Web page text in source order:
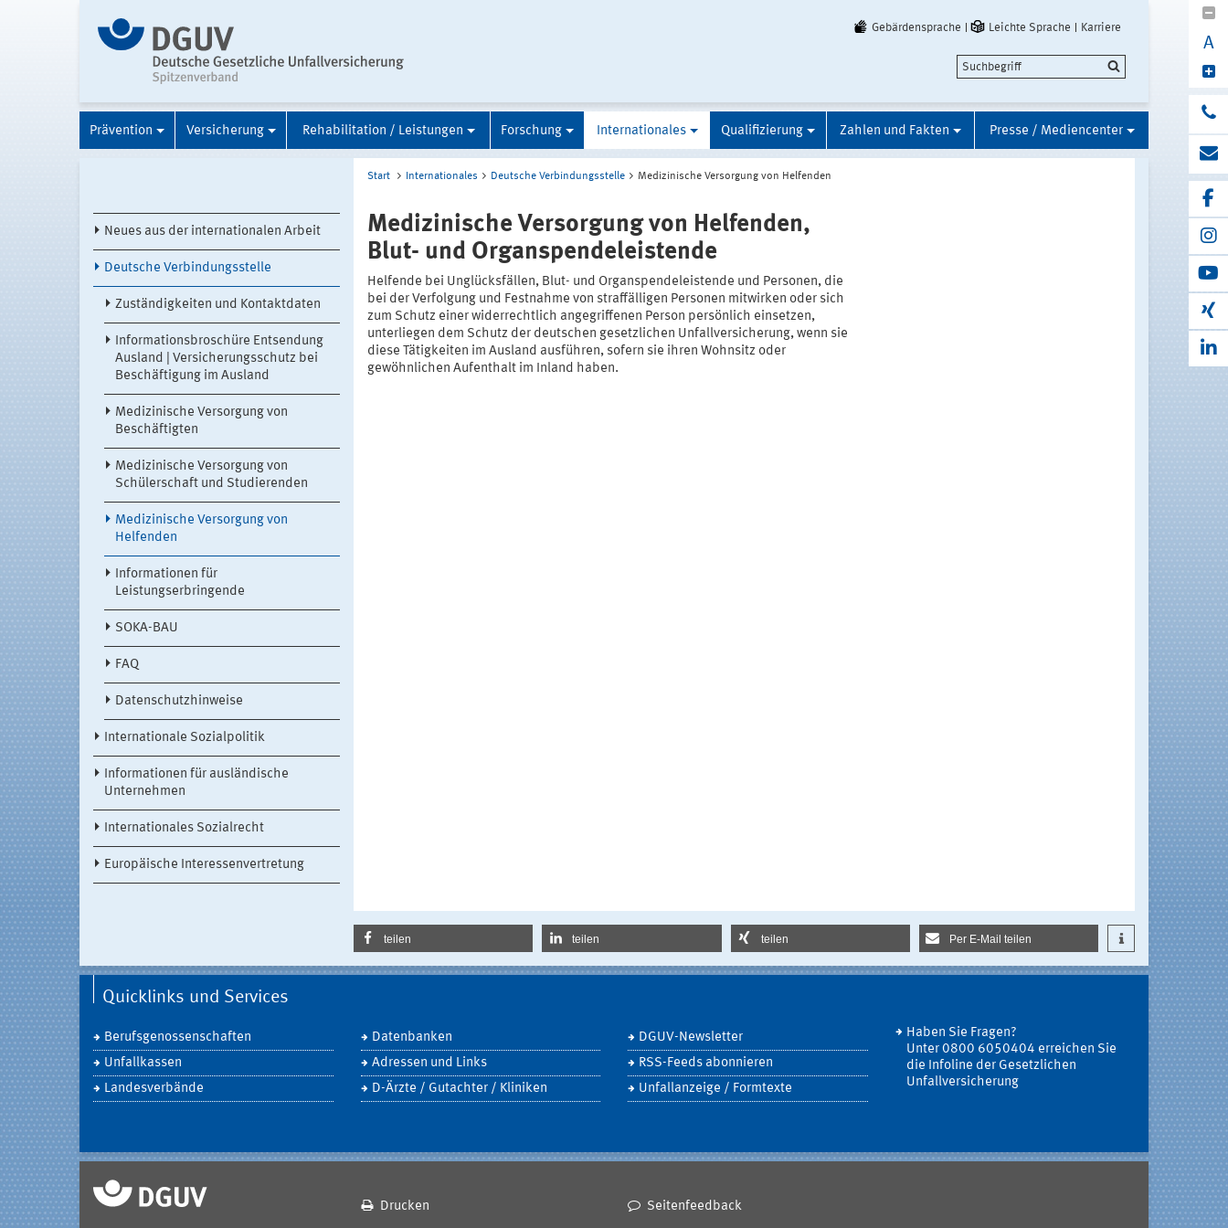
Gebärdensprache Leichte Sprache Karriere
A
Prävention Versicherung Rehabilitation / Leistungen Forschung Internationales Qualifizierung Zahlen und Fakten Presse / Mediencenter
Neues aus der internationalen Arbeit
Deutsche Verbindungsstelle
Zuständigkeiten und Kontaktdaten
Informationsbroschüre Entsendung
Ausland | Versicherungsschutz bei
Beschäftigung im Ausland
Medizinische Versorgung von
Beschäftigten
Medizinische Versorgung von
Schülerschaft und Studierenden
Medizinische Versorgung von
Helfenden
Informationen für
Leistungserbringende
SOKA-BAU
FAQ
Datenschutzhinweise
Internationale Sozialpolitik
Informationen für ausländische
Unternehmen
Internationales Sozialrecht
Europäische Interessenvertretung
Start Internationales Deutsche Verbindungsstelle Medizinische Versorgung von Helfenden
Medizinische Versorgung von Helfenden,
Blut- und Organspendeleistende
Helfende bei Unglücksfällen, Blut- und Organspendeleistende und Personen, die
bei der Verfolgung und Festnahme von straffälligen Personen mitwirken oder sich
zum Schutz einer widerrechtlich angegriffenen Person persönlich einsetzen,
unterliegen dem Schutz der deutschen gesetzlichen Unfallversicherung, wenn sie
diese Tätigkeiten im Ausland ausführen, sofern sie ihren Wohnsitz oder
gewöhnlichen Aufenthalt im Inland haben.
teilen teilen teilen Per E-Mail teilen
Quicklinks und Services
Berufsgenossenschaften
Unfallkassen
Landesverbände
Datenbanken
Adressen und Links
D-Ärzte / Gutachter / Kliniken
DGUV-Newsletter
RSS-Feeds abonnieren
Unfallanzeige / Formtexte
Haben Sie Fragen?
Unter 0800 6050404 erreichen Sie
die Infoline der Gesetzlichen
Unfallversicherung
Drucken Seitenfeedback